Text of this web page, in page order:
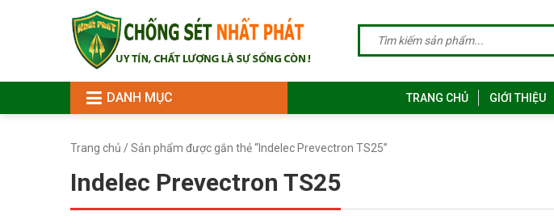
DANH MỤC TRANG CHỦ GIỚI THIỆU
Trang chủ / Sản phẩm được gắn thẻ “Indelec Prevectron TS25”
Indelec Prevectron TS25